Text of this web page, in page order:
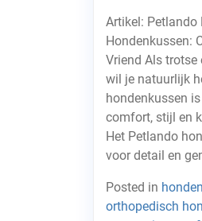
Artikel: Petlando
Hondenkussen:
Vriend Als trotse
wil je natuurlijk
hondenkussen
comfort, stijl en
Het Petlando
voor detail en
Posted in
orthopedisch